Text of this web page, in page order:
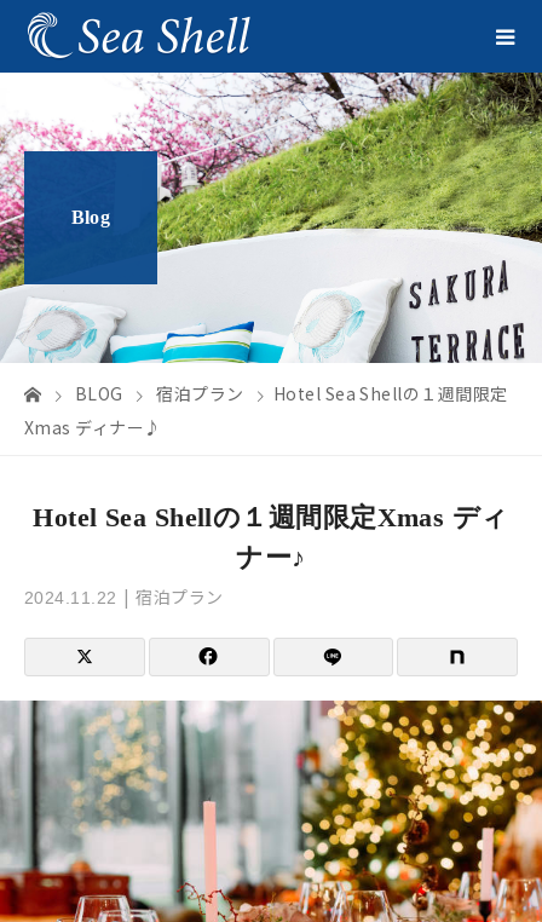
Blog
BLOG 宿泊プラン
Hotel Sea Shellの１週間限定
Xmas ディナー♪
Hotel Sea Shellの１週間限定Xmas ディ
ナー♪
2024.11.22 宿泊プラン